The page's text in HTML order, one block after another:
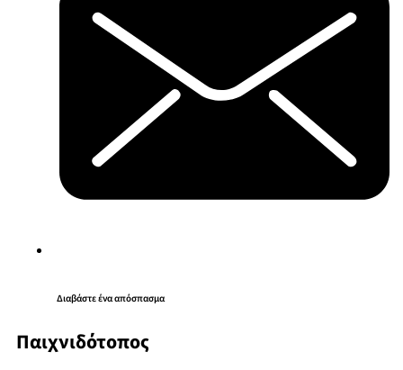
Διαβάστε ένα απόσπασμα
Παιχνιδότοπος